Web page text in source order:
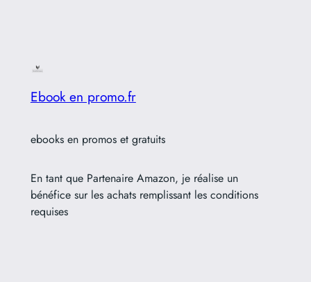
Ebook en promo.fr
ebooks en promos et gratuits
En tant que Partenaire Amazon, je réalise un
bénéfice sur les achats remplissant les conditions
requises